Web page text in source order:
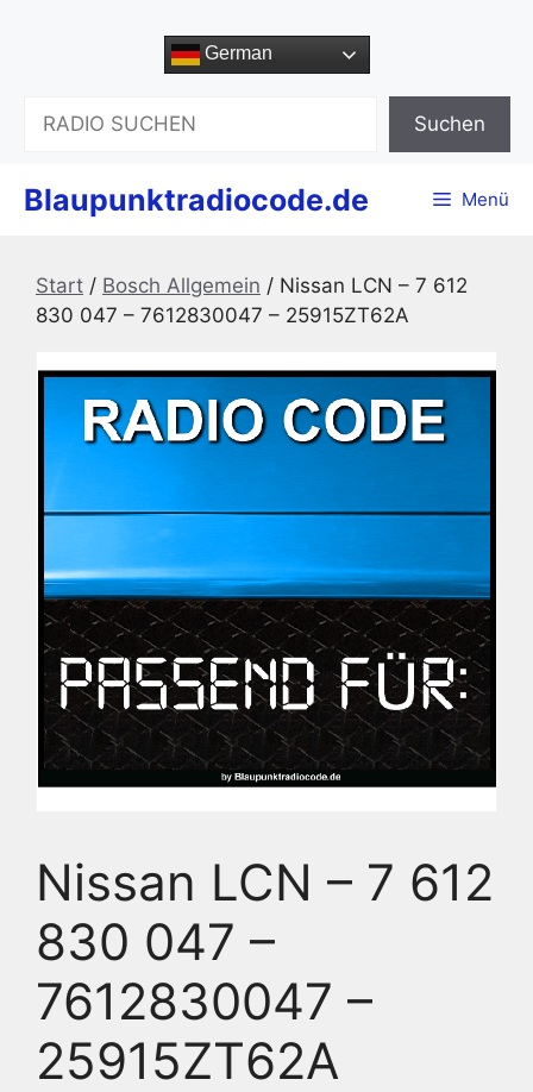
German
Suchen
Blaupunktradiocode.de Menü
Start / Bosch Allgemein / Nissan LCN – 7 612
830 047 – 7612830047 – 25915ZT62A
Nissan LCN – 7 612
830 047 –
7612830047 –
25915ZT62A